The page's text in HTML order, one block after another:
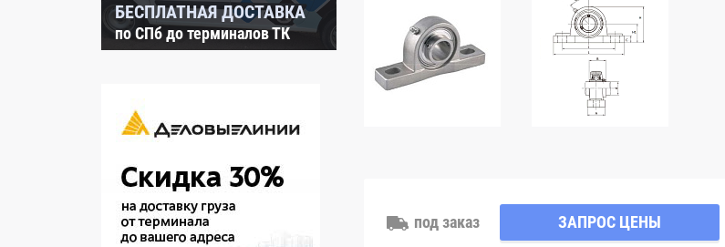
БЕСПЛАТНАЯ ДОСТАВКА
по СПб до терминалов ТК
под заказ ЗАПРОС ЦЕНЫ